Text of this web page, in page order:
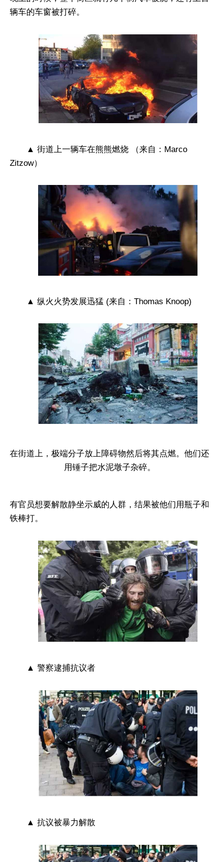
辆车的车窗被打碎。
▲ 街道上一辆车在熊熊燃烧 （来自：Marco
Zitzow）
▲ 纵火火势发展迅猛 (来自：Thomas Knoop)
在街道上，极端分子放上障碍物然后将其点燃。他们还
用锤子把水泥墩子杂碎。
有官员想要解散静坐示威的人群，结果被他们用瓶子和
铁棒打。
▲ 警察逮捕抗议者
▲ 抗议被暴力解散